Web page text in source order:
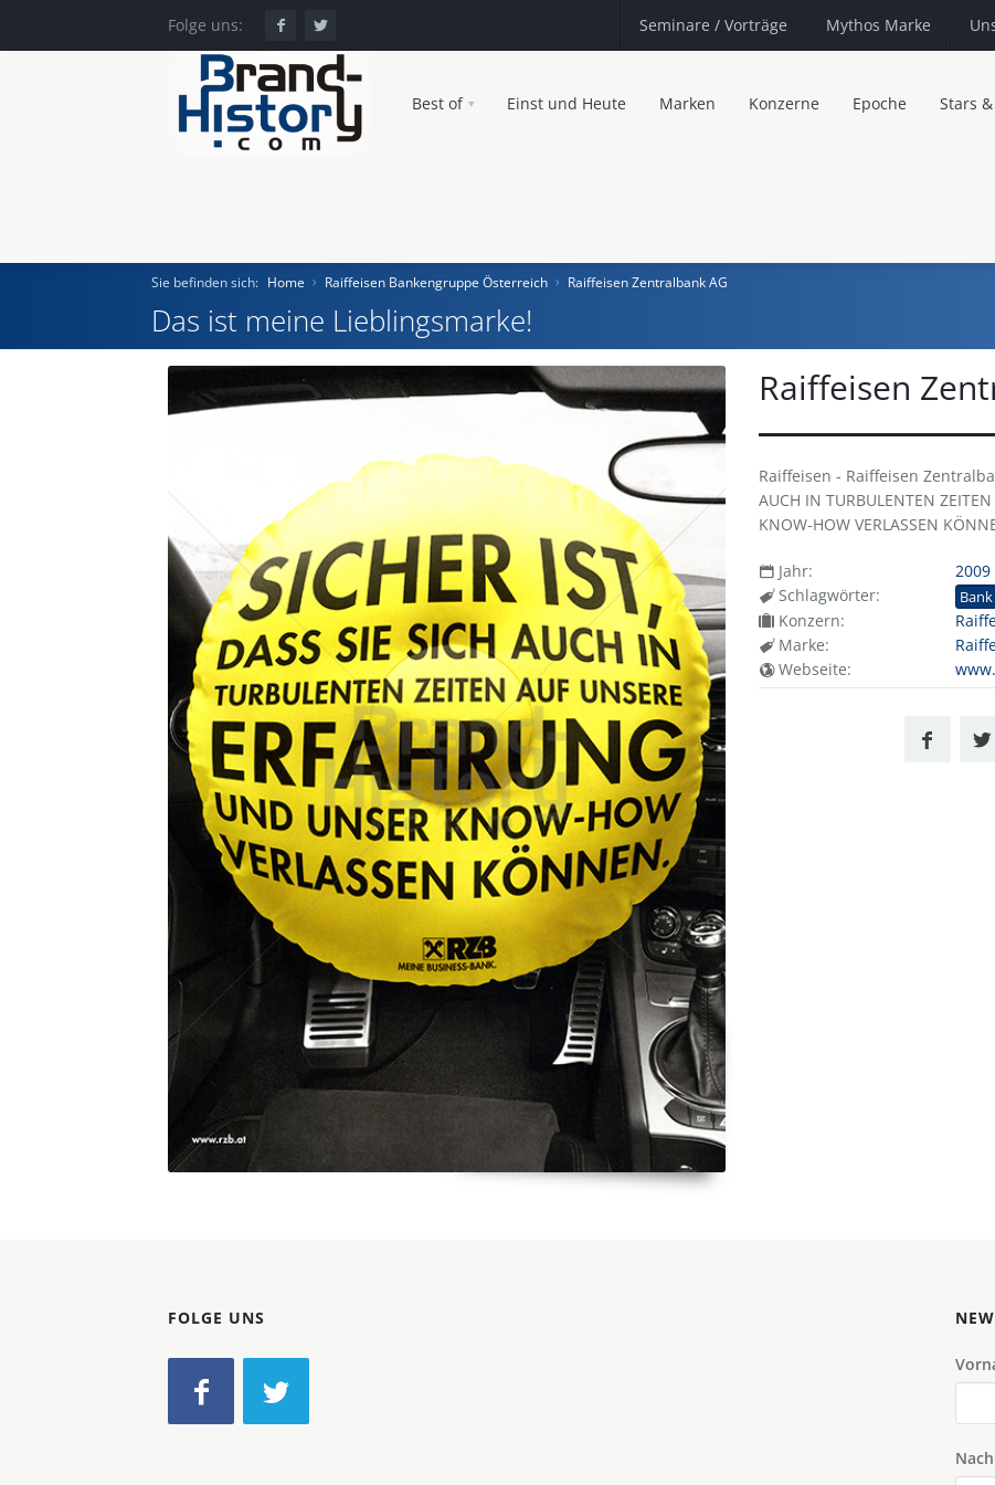
Folge uns: Seminare / Vorträge Mythos Marke
Best of Einst und Heute Marken Konzerne Epoche Stars &
Home
Einst und Heute
Konzerne
Epoche
Sie befinden sich: Home Raiffeisen Bankengruppe Österreich Raiffeisen Zentralbank AG
Das ist meine Lieblingsmarke!
Raiffeisen
Raiffeisen - Raiffeisen
AUCH IN TURBULENTEN
KNOW-HOW VERLASSEN
Jahr:
2009
Schlagwörter:
Bank
Konzern:
Marke:
Webseite:
FOLGE UNS